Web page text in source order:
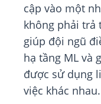
cập vào một
không phải trả
giúp đội ngũ
hạ tầng ML và
được sử dụng
việc khác nhau.